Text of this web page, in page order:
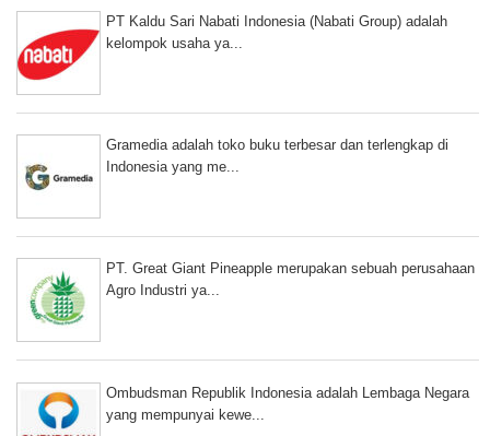
PT Kaldu Sari Nabati Indonesia (Nabati Group) adalah
kelompok usaha ya...
Gramedia adalah toko buku terbesar dan terlengkap di
Indonesia yang me...
PT. Great Giant Pineapple merupakan sebuah perusahaan
Agro Industri ya...
Ombudsman Republik Indonesia adalah Lembaga Negara
yang mempunyai kewe...